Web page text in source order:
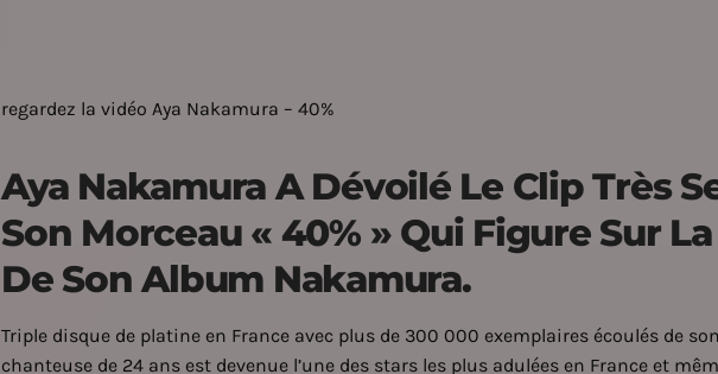
regardez la vidéo Aya Nakamura – 40%
Aya NakamuraA Dévoilé Le Clip Très
Son Morceau « 40% » Qui Figure Sur
De Son Album Nakamura.
Triple disque de platine en France avec plus de 300 000 exemplaires écoulés de
chanteuse de 24 ans est devenue l’une des stars les plus adulées en France et